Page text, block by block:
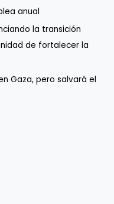
anual
la transición
de fortalecer la
Gaza, pero salvará el